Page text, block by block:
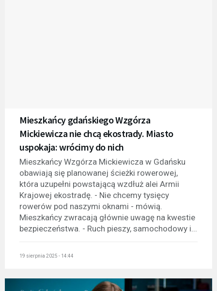
Mieszkańcy gdańskiego Wzgórza
Mickiewicza nie chcą ekostrady. Miasto
uspokaja: wrócimy do nich
Mieszkańcy Wzgórza Mickiewicza w Gdańsku
obawiają się planowanej ścieżki rowerowej,
która uzupełni powstającą wzdłuż alei Armii
Krajowej ekostradę. - Nie chcemy tysięcy
rowerów pod naszymi oknami - mówią.
Mieszkańcy zwracają głównie uwagę na kwestie
bezpieczeństwa. - Ruch pieszy, samochodowy i...
19 sierpnia 2025 - 14:44